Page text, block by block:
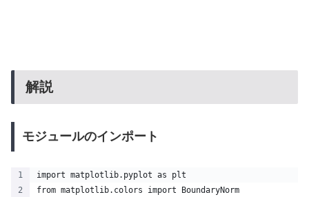
解説
モジュールのインポート
import matplotlib.pyplot as plt
from matplotlib.colors import BoundaryNorm